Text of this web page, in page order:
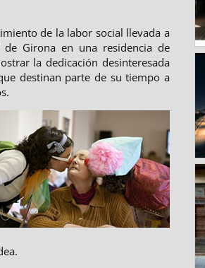
de la labor social llevada a
de Girona en una residencia de
la dedicación desinteresada
destinan parte de su tiempo a